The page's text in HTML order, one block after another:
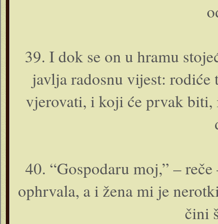
39. I dok se o­n u hramu
javlja radosnu vijest:
vjerovati, i koji će prvak
40. “Gospodaru moj,” –
ophrvala, a i žena mi je
čini